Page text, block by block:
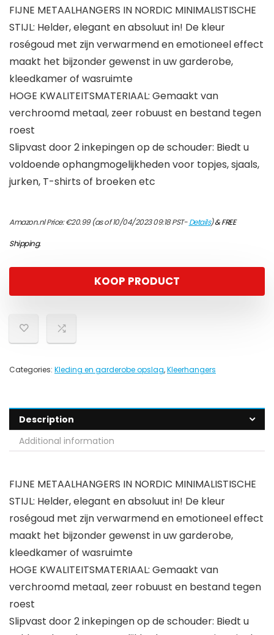
FIJNE METAALHANGERS IN NORDIC MINIMALISTISCHE
STIJL: Helder, elegant en absoluut in! De kleur
roségoud met zijn verwarmend en emotioneel effect
maakt het bijzonder gewenst in uw garderobe,
kleedkamer of wasruimte
HOGE KWALITEITSMATERIAAL: Gemaakt van
verchroomd metaal, zeer robuust en bestand tegen
roest
Slipvast door 2 inkepingen op de schouder: Biedt u
voldoende ophangmogelijkheden voor topjes, sjaals,
jurken, T-shirts of broeken etc
Amazon.nl Price:€20.99(as of 10/04/2023 09:18 PST-Details)&FREE
Shipping.
KOOP PRODUCT
Categories: Kleding en garderobe opslag,Kleerhangers
Description
Additional information
FIJNE METAALHANGERS IN NORDIC MINIMALISTISCHE
STIJL: Helder, elegant en absoluut in! De kleur
roségoud met zijn verwarmend en emotioneel effect
maakt het bijzonder gewenst in uw garderobe,
kleedkamer of wasruimte
HOGE KWALITEITSMATERIAAL: Gemaakt van
verchroomd metaal, zeer robuust en bestand tegen
roest
Slipvast door 2 inkepingen op de schouder: Biedt u